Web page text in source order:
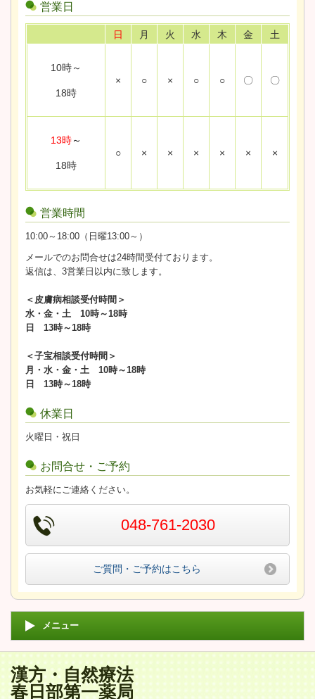
営業日
日 月 火 水 木 金 土
10時～
18時
× ○ × ○ ○ 〇 〇
13時～
18時
○ × × × × × ×
営業時間
10:00～18:00（日曜13:00～）
メールでのお問合せは24時間受付ております。
返信は、3営業日以内に致します。
＜皮膚病相談受付時間＞
水・金・土 10時～18時
日 13時～18時
＜子宝相談受付時間＞
月・水・金・土 10時～18時
日 13時～18時
休業日
火曜日・祝日
お問合せ・ご予約
お気軽にご連絡ください。
048-761-2030
ご質問・ご予約はこちら
メニュー
漢方・自然療法
春日部第一薬局